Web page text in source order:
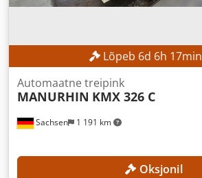
Lõpeb 6d 6h 16min
Sachsen 1 191 km
Automaatne treipink
MANURHIN KMX 326 C
Oksjonil